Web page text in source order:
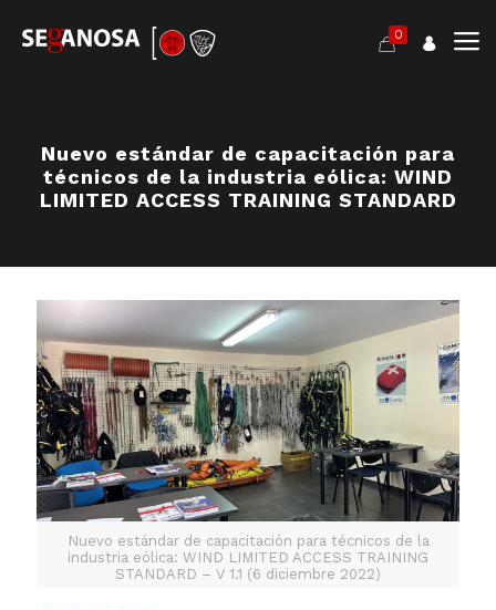
0
Nuevo estándar de capacitación para
técnicos de la industria eólica: WIND
LIMITED ACCESS TRAINING STANDARD
Nuevo estándar de capacitación para técnicos de la
industria eólica: WIND LIMITED ACCESS TRAINING
STANDARD – V 1.1 (6 diciembre 2022)